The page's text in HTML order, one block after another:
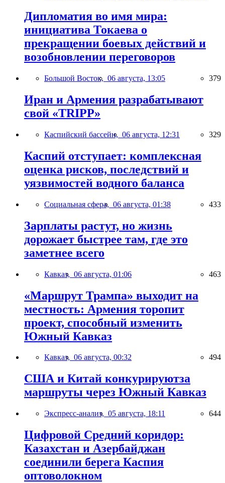
Дипломатия во имя мира:
инициатива Токаева о
прекращении боевых действий и
возобновлении переговоров
Большой Восток, 06 августа, 13:05 379
Иран и Армения разрабатывают
свой «TRIPP»
Каспийский бассейн, 06 августа, 12:31 329
Каспий отступает: комплексная
оценка рисков, последствий и
уязвимостей водного баланса
Социальная сфера, 06 августа, 01:38 433
Зарплаты растут, но жизнь
дорожает быстрее там, где это
заметнее всего
Кавказ, 06 августа, 01:06 463
«Маршрут Трампа» выходит на
местность: Армения торопит
проект, способный изменить
Южный Кавказ
Кавказ, 06 августа, 00:32 494
США и Китай конкурируютза
маршруты через Южный Кавказ
Экспресс-анализ, 05 августа, 18:11 644
Цифровой Средний коридор:
Казахстан и Азербайджан
соединили берега Каспия
оптоволокном